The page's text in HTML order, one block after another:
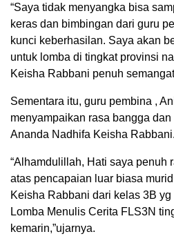
“Saya tidak menyangka bisa
keras dan bimbingan dari guru
kunci keberhasilan. Saya akan
untuk lomba di tingkat provinsi
Keisha Rabbani penuh
Sementara itu, guru pembina ,
menyampaikan rasa bangga
Ananda Nadhifa Keisha Rabbani.
“Alhamdulillah, Hati saya penuh
atas pencapaian luar biasa
Keisha Rabbani dari kelas 3B
Lomba Menulis Cerita FLS3N
kemarin,”ujarnya.